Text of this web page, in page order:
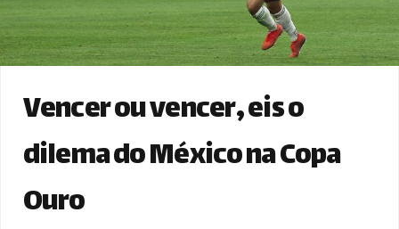
Vencer ou vencer, eis o
dilema do México na Copa
Ouro